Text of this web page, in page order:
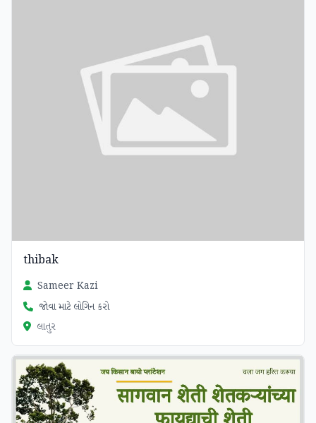
thibak
Sameer Kazi
જોવા માટે લોગિન કરો
લાતુર